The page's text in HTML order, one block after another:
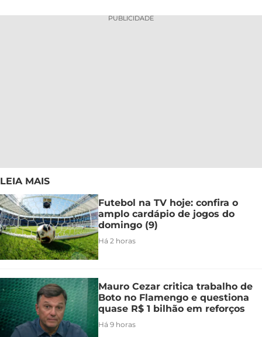
PUBLICIDADE
LEIA MAIS
Futebol na TV hoje: confira o
amplo cardápio de jogos do
domingo (9)
Há 2 horas
Mauro Cezar critica trabalho de
Boto no Flamengo e questiona
quase R$ 1 bilhão em reforços
Há 9 horas